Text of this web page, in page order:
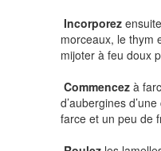
Incorporez
morceaux, le thym
mijoter à feu doux
Commencez à
d’aubergines
farce et un peu de